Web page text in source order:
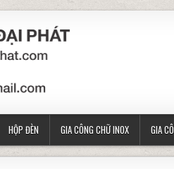
HỘP ĐÈN GIA CÔNG CHỮ INOX GIA